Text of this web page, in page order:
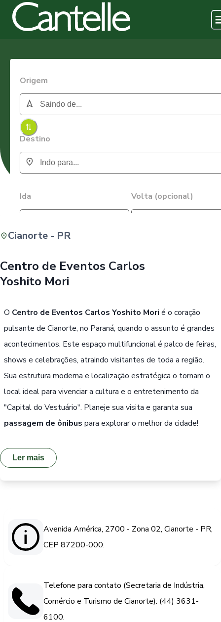
Origem
Destino
Ida Volta (opcional)
Cianorte - PR
Centro de Eventos Carlos
Yoshito Mori
O Centro de Eventos Carlos Yoshito Mori é o coração
pulsante de Cianorte, no Paraná, quando o assunto é grandes
acontecimentos. Este espaço multifuncional é palco de feiras,
shows e celebrações, atraindo visitantes de toda a região.
Sua estrutura moderna e localização estratégica o tornam o
local ideal para vivenciar a cultura e o entretenimento da
"Capital do Vestuário". Planeje sua visita e garanta sua
passagem de ônibus para explorar o melhor da cidade!
Ler mais
Avenida América, 2700 - Zona 02, Cianorte - PR,
CEP 87200-000.
Telefone para contato (Secretaria de Indústria,
Comércio e Turismo de Cianorte): (44) 3631-
6100.